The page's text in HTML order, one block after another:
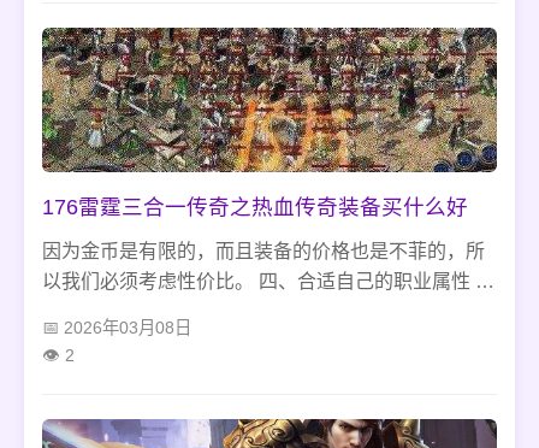
176雷霆三合一传奇之热血传奇装备买什么好
因为金币是有限的，而且装备的价格也是不菲的，所
以我们必须考虑性价比。 四、合适自己的职业属性 我
一个小排版具体讲述了一个概念或者一个建议。
2026年03月08日
2